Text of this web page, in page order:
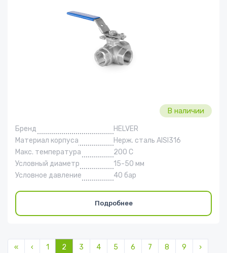
В наличии
Бренд
HELVER
Материал корпуса
Нерж. сталь AISI316
Макс. температура
200 С
Условный диаметр
15-50 мм
Условное давление
40 бар
Подробнее
Нумерация
страниц
Первая
«
Предыдущая
‹ Page
1
Текущая
2 Page
3 Page
4 Page
5 Page
6 Page
7 Page
8 Page
9
›